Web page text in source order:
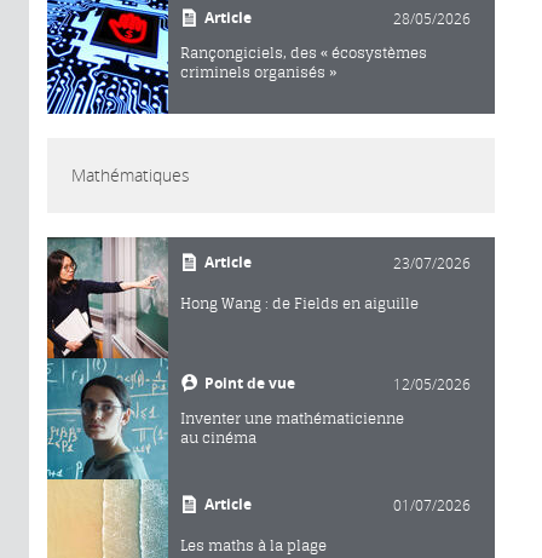
Article 28/05/2026
Rançongiciels, des « écosystèmes
criminels organisés »
Mathématiques
Article 23/07/2026
Hong Wang : de Fields en aiguille
Point de vue 12/05/2026
Inventer une mathématicienne
au cinéma
Article 01/07/2026
Les maths à la plage